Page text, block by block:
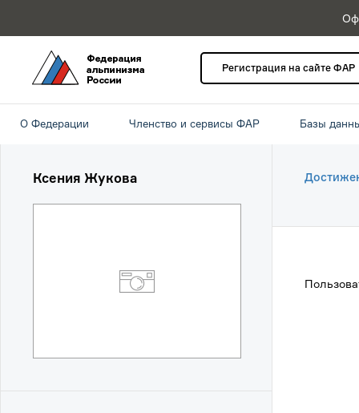
Регистрация на сайте ФАР
О Федерации Членство и сервисы ФАР Базы
Ксения Жукова